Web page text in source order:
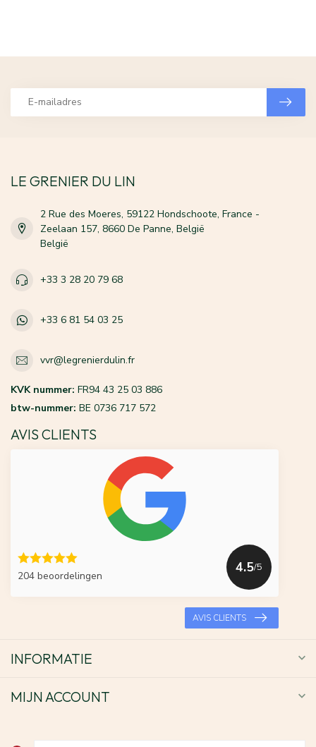
LE GRENIER DU LIN
2 Rue des Moeres, 59122 Hondschoote, France -
Zeelaan 157, 8660 De Panne, België
België
+33 3 28 20 79 68
+33 6 81 54 03 25
vvr@legrenierdulin.fr
KVK nummer: FR94 43 25 03 886
btw-nummer: BE 0736 717 572
AVIS CLIENTS
204 beoordelingen
4.5/5
AVIS CLIENTS
INFORMATIE
MIJN ACCOUNT